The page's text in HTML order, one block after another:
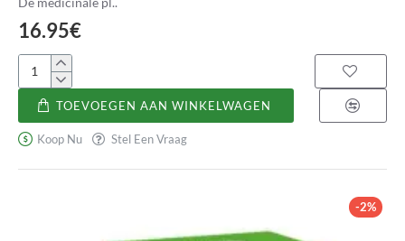
16.95€
Hepavirol
TOEVOEGEN AAN WINKELWAGEN
Koop Nu Stel Een Vraag
-2%